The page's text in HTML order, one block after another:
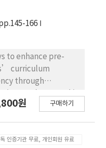
참여 와 변화 과정이
었다. 넷째, 이러한 인
호작용 방식의 실제 변
성, 역할 을 지속적으
·실천적 장으로 기능
자 교육이 삶의 맥락과
락적으로 형성됨을 시
166
to enhance pre-
curriculum
through
to incorporate
competency, and
원 구매하기
인증기관 무료, 개인회원 유료